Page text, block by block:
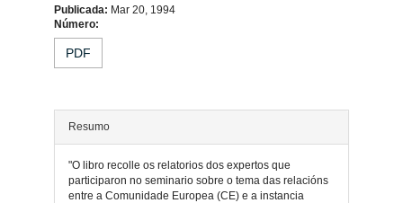
Contido
principal
do
artigo
Publicada: Mar 20, 1994
Número:
PDF
Resumo
"O libro recolle os relatorios dos expertos que
participaron no seminario sobre o tema das relacións
entre a Comunidade Europea (CE) e a instancia